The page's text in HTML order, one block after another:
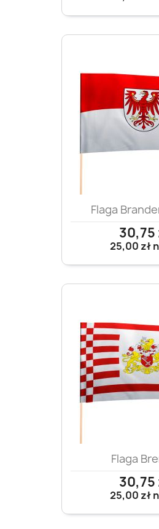
Szybki
Flaga
30,75
25,00 zł
Szybki
Flaga
30,75
25,00 zł